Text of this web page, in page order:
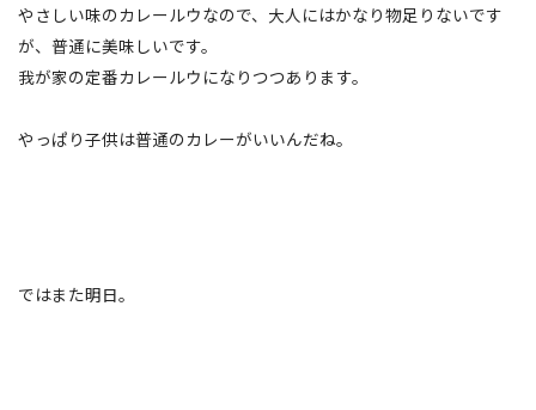
やさしい味のカレールウなので、大人にはかなり物足りないです
が、普通に美味しいです。
我が家の定番カレールウになりつつあります。
やっぱり子供は普通のカレーがいいんだね。
ではまた明日。